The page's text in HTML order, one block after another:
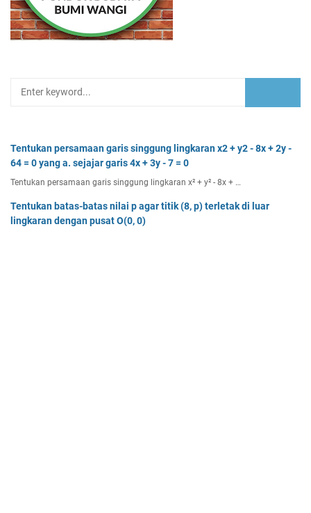
Tentukan persamaan garis singgung lingkaran x2 + y2 - 8x + 2y -
64 = 0 yang a. sejajar garis 4x + 3y - 7 = 0
Tentukan persamaan garis singgung lingkaran x² + y² - 8x + …
Tentukan batas-batas nilai p agar titik (8, p) terletak di luar
lingkaran dengan pusat O(0, 0)